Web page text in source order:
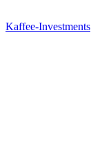
Kaffee-Investments